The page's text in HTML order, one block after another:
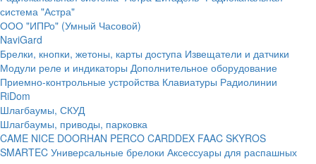
система "Астра"
ООО "ИПРо" (Умный Часовой)
NaviGard
Брелки, кнопки, жетоны, карты доступа Извещатели и датчики
Модули реле и индикаторы Дополнительное оборудование
Приемно-контрольные устройства Клавиатуры Радиолинии
RiDom
Шлагбаумы, СКУД
Шлагбаумы, приводы, парковка
CAME NICE DOORHAN PERCO CARDDEX FAAC SKYROS
SMARTEC Универсальные брелоки Аксессуары для распашных